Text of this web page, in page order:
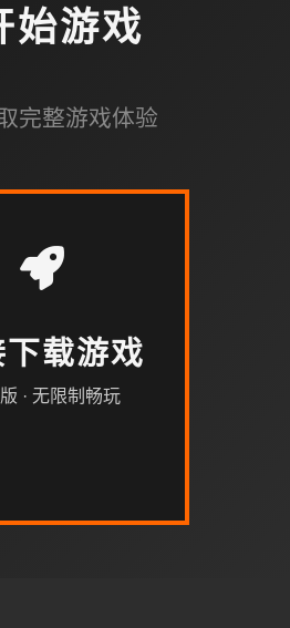
始游戏
完整游戏体验
载游戏
· 无限制畅玩